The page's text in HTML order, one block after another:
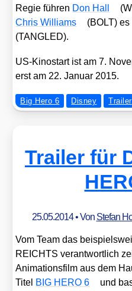
Regie füh­ren Don Hall
Chris Wil­liams
(BOLT)
(TANGLED).
US-Kino­start ist am 7.
erst am 22. Janu­ar 2015.
Big Hero 6 Disney Trailer
Trailer für
25.05.2014• Von Stefan
Vom Team das
REICHTS ver­ant­wort­lich
Ani­ma­ti­ons­film aus dem
Titel BIG HERO 6 und